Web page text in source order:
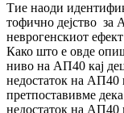
Тие наоди
то­фично дејство за
нев­ро­генскиот
Како што е овде
ниво на АП40 кај
недос­таток на АП40
претпоставивме
недостаток на АП40